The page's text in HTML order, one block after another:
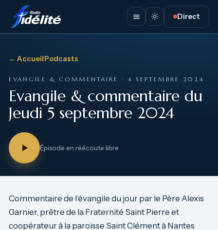
Direct
← Accueil·Podcasts
EVANGILE & COMMENTAIRE · 4 SEPTEMBRE 2024
Evangile & commentaire du
Jeudi 5 septembre 2024
Épisode en réécoute libre
Commentaire de l’évangile du jour par le Père Alexis
Garnier, prêtre de la Fraternité Saint Pierre et
coopérateur à la paroisse Saint Clément à Nantes